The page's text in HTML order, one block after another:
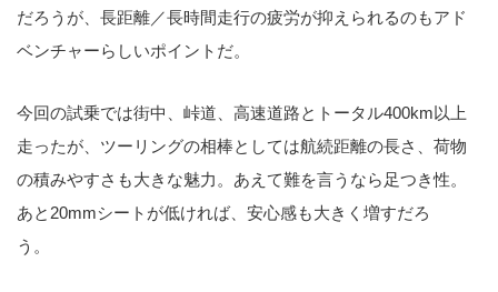
だろうが、長距離／長時間走行の疲労が抑えられるのもアド
ベンチャーらしいポイントだ。
今回の試乗では街中、峠道、高速道路とトータル400km以上
走ったが、ツーリングの相棒としては航続距離の長さ、荷物
の積みやすさも大きな魅力。あえて難を言うなら足つき性。
あと20mmシートが低ければ、安心感も大きく増すだろ
う。